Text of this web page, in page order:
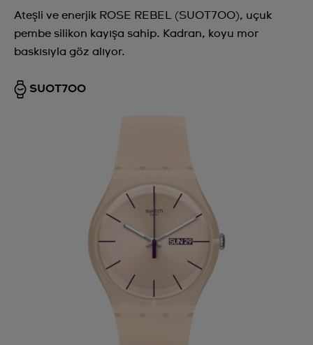
Ateşli ve enerjik ROSE REBEL (SUOT700), uçuk
pembe silikon kayışa sahip. Kadran, koyu mor
baskısıyla göz alıyor.
SUOT700